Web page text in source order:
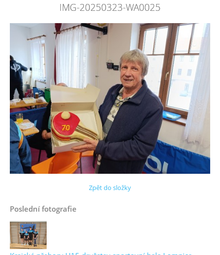
IMG-20250323-WA0025
Zpět do složky
Poslední fotografie